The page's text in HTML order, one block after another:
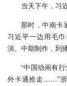
当天下午，习
那时，中南卡
习近平一边用毛
演、中期制作，到
“中国动画有
外卡通抢走……”浙